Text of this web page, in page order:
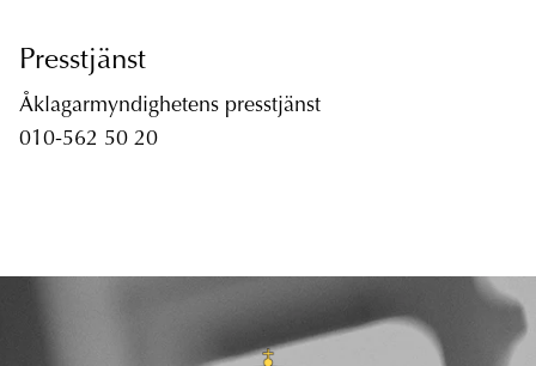
Presstjänst
Åklagarmyndighetens presstjänst
010-562 50 20